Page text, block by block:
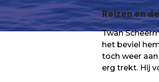
Reizen en
Twan
het beviel
toch weer
erg trekt. Hij